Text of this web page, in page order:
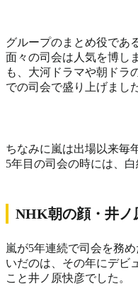
グループのまとめ役であ
面々の司会は人気を博し
も、大河ドラマや朝ドラ
での司会で盛り上げまし
ちなみに嵐は出場以来毎
5年目の司会の時には、
NHK朝の顔・井ノ
嵐が5年連続で司会を務
いだのは、その年にデビ
こと井ノ原快彦でした。